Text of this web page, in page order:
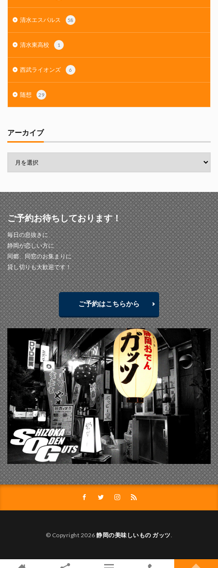
清水エスパルス 58
清水東高校 1
西武ライオンズ 6
随想 29
アーカイブ
ご予約お待ちしております！
毎日の息抜きに
静岡が恋しい方に
同郷、同窓のお集まりに
貸し切りも大歓迎です！
ご予約はこちらから
© Copyright 2026静岡の美味しいもの ガッツ